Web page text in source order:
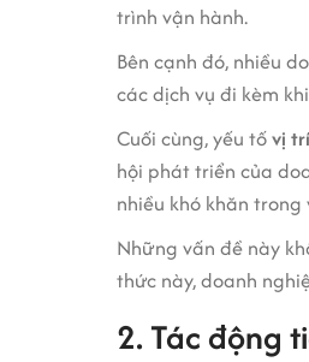
trình vận hành.
Bên cạnh đó, nhiều
các dịch vụ đi kèm
Cuối cùng, yếu tốvị trí
hội phát triển của
nhiều khó khăn
Những vấn đề này
thức này, doanh
2. Tác động